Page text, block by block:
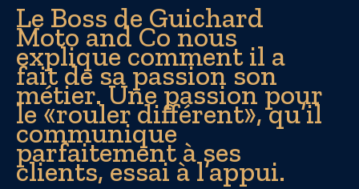
Le Boss de Guichard
Moto and Co nous
explique comment il a
fait de sa passion son
métier. Une passion pour
le «rouler différent», qu’il
communique
parfaitement à ses
clients, essai à l’appui.